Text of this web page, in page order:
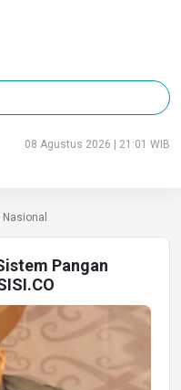
08 Agustus 2026 | 21:01 WIB
Pangan